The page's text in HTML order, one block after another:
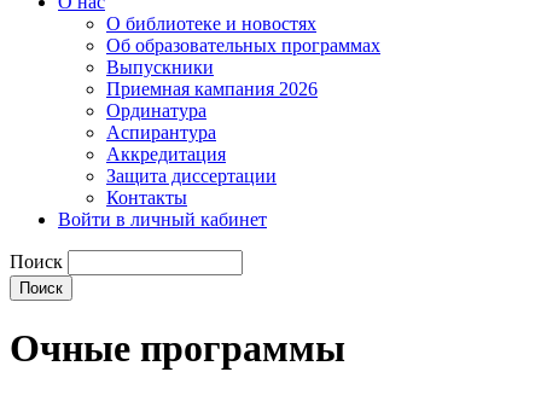
О библиотеке и новостях
Об образовательных программах
Выпускники
Приемная кампания 2026
Ординатура
Аспирантура
Аккредитация
Защита диссертации
Контакты
Войти в личный кабинет
Поиск
Очные программы